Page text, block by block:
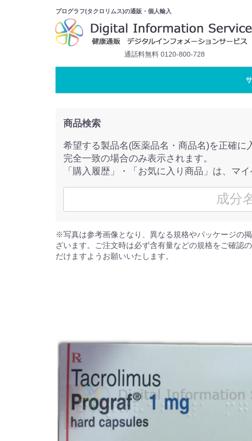
プログラフ(タクロリムス)の通販・個人輸入
通話料無料 0120-800-728
商品検索
希望する製品名(医薬品名・商品名)を正確に
完全一致の場合のみ表示されます。
「購入履歴」・「お気に入り商品」は、マ
※写真は参考画像となり、異なる規格やパッケージの
ざいます。ご注文時は必ず含有量などの規格をご確認
だけますようお願いいたします。